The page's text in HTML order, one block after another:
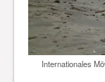
Internationales